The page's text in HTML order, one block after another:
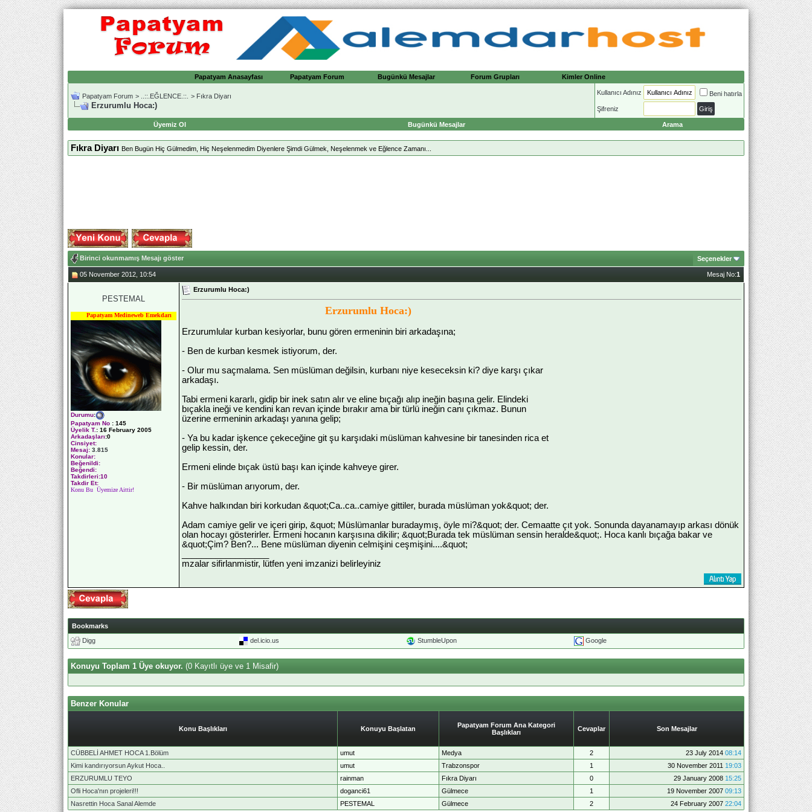
Papatyam Anasayfası Papatyam Forum Bugünkü Mesajlar Forum Grupları Kimler Online
Papatyam Forum > ..::.EĞLENCE.::. > Fıkra Diyarı
Erzurumlu Hoca:)
Kullanıcı Adınız Beni hatırla
Şifreniz
Üyemiz Ol Bugünkü Mesajlar Arama
Fıkra Diyarı Ben Bugün Hiç Gülmedim, Hiç Neşelenmedim Diyenlere Şimdi Gülmek, Neşelenmek ve Eğlence Zamanı...
Birinci okunmamış Mesajı göster Seçenekler
05 November 2012, 10:54 Mesaj No:1
PESTEMAL
Papatyam Medineweb Emekdarı
Durumu:
Papatyam No : 145
Üyelik T.: 16 February 2005
Arkadaşları:0
Cinsiyet:
Mesaj: 3.815
Konular:
Beğenildi:
Beğendi:
Takdirleri:10
Takdir Et:
Konu Bu Üyemize Aittir!
Erzurumlu Hoca:)
Erzurumlu Hoca:)
Erzurumlular kurban kesiyorlar, bunu gören ermeninin biri arkadaşına;
- Ben de kurban kesmek istiyorum, der.
- Olur mu saçmalama. Sen müslüman değilsin, kurbanı niye keseceksin ki? diye karşı çıkar
arkadaşı.
Tabi ermeni kararlı, gidip bir inek satın alır ve eline bıçağı alıp ineğin başına gelir. Elindeki
bıçakla ineği ve kendini kan revan içinde bırakır ama bir türlü ineğin canı çıkmaz. Bunun
üzerine ermeninin arkadaşı yanına gelip;
- Ya bu kadar işkence çekeceğine git şu karşıdaki müslüman kahvesine bir tanesinden rica et
gelip kessin, der.
Ermeni elinde bıçak üstü başı kan içinde kahveye girer.
- Bir müslüman arıyorum, der.
Kahve halkından biri korkudan &quot;Ca..ca..camiye gittiler, burada müslüman yok&quot; der.
Adam camiye gelir ve içeri girip, &quot; Müslümanlar buradaymış, öyle mi?&quot; der. Cemaatte çıt yok. Sonunda dayanamayıp arkası dönük
olan hocayı gösterirler. Ermeni hocanın karşısına dikilir; &quot;Burada tek müslüman sensin heralde&quot;. Hoca kanlı bıçağa bakar ve
&quot;Çim? Ben?... Bene müslüman diyenin celmişini ceşmişini....&quot;
mzalar sifirlanmistir, lütfen yeni imzanizi belirleyiniz
Bookmarks
Digg
del.icio.us StumbleUpon Google
Konuyu Toplam 1 Üye okuyor. (0 Kayıtlı üye ve 1 Misafir)
Benzer Konular
Konu Başlıkları Konuyu Başlatan
Papatyam Forum Ana Kategori
Başlıkları
Cevaplar Son Mesajlar
CÜBBELİ AHMET HOCA 1.Bölüm umut Medya 2 23 July 2014 08:14
Kimi kandırıyorsun Aykut Hoca..
umut Trabzonspor 1 30 November 2011 19:03
ERZURUMLU TEYO
rainman Fıkra Diyarı 0 29 January 2008 15:25
Ofli Hoca'nın projeleri!!!
doganci61 Gülmece 1 19 November 2007 09:13
Nasrettin Hoca Sanal Alemde
PESTEMAL Gülmece 2 24 February 2007 22:04